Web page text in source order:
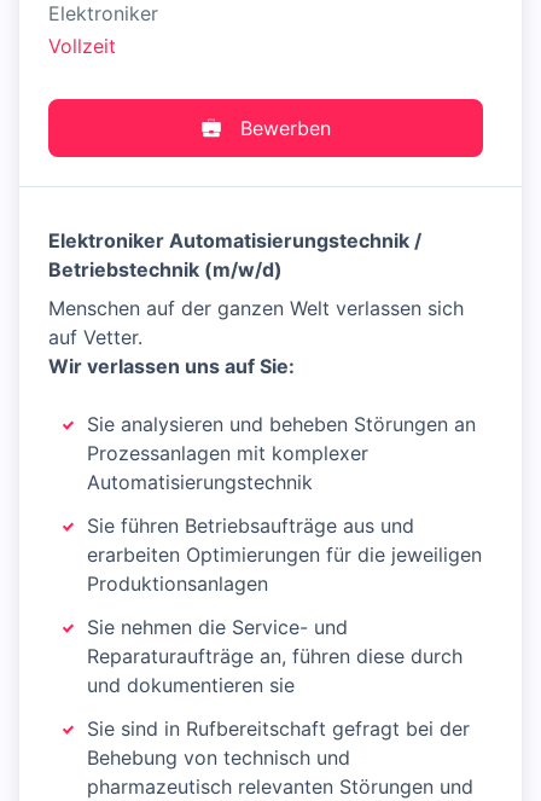
Elektroniker
Vollzeit
Bewerben
Elektroniker Automatisierungstechnik /
Betriebstechnik (m/w/d)
Menschen auf der ganzen Welt verlassen sich
auf Vetter.
Wir verlassen uns auf Sie:
Sie analysieren und beheben Störungen an
Prozessanlagen mit komplexer
Automatisierungstechnik
Sie führen Betriebsaufträge aus und
erarbeiten Optimierungen für die jeweiligen
Produktionsanlagen
Sie nehmen die Service- und
Reparaturaufträge an, führen diese durch
und dokumentieren sie
Sie sind in Rufbereitschaft gefragt bei der
Behebung von technisch und
pharmazeutisch relevanten Störungen und